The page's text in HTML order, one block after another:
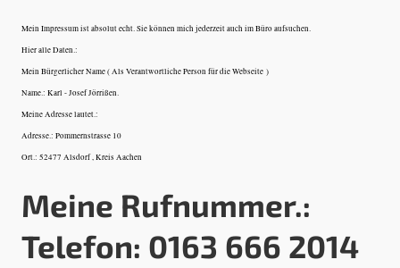
Mein Impressum ist absolut echt. Sie können mich jederzeit auch im Büro aufsuchen.
Hier alle Daten.:
Mein Bürgerlicher Name ( Als Verantwortliche Person für die Webseite )
Name.: Karl - Josef Jörrißen.
Meine Adresse lautet.:
Adresse.: Pommernstrasse 10
Ort.: 52477 Alsdorf , Kreis Aachen
Meine Rufnummer.:
Telefon: 0163 666 2014